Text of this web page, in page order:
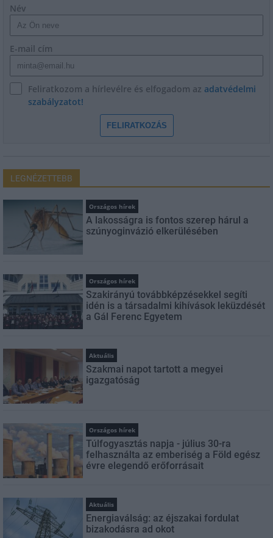
Név
E-mail cím
Feliratkozom a hírlevélre és elfogadom az adatvédelmi
szabályzatot!
FELIRATKOZÁS
LEGNÉZETTEBB
Országos hírek
A lakosságra is fontos szerep hárul a
szúnyoginvázió elkerülésében
Országos hírek
Szakirányú továbbképzésekkel segíti
idén is a társadalmi kihívások leküzdését
a Gál Ferenc Egyetem
Aktuális
Szakmai napot tartott a megyei
igazgatóság
Országos hírek
Túlfogyasztás napja - július 30-ra
felhasználta az emberiség a Föld egész
évre elegendő erőforrásait
Aktuális
Energiaválság: az éjszakai fordulat
bizakodásra ad okot